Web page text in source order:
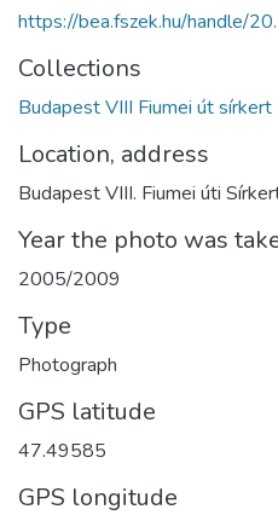
https://bea.fszek.hu/handle/
Collections
Budapest VIII Fiumei út sírkert
Location, address
Budapest VIII. Fiumei úti
Year the photo was
2005/2009
Type
Photograph
GPS latitude
47.49585
GPS longitude